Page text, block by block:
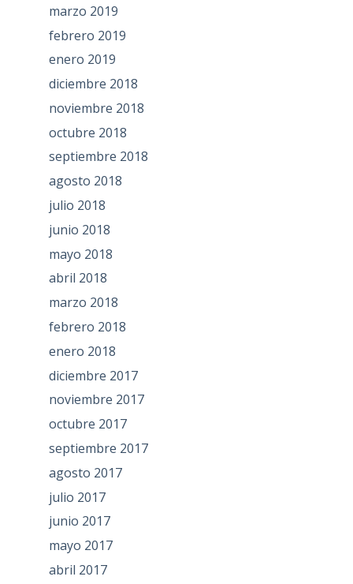
marzo 2019
febrero 2019
enero 2019
diciembre 2018
noviembre 2018
octubre 2018
septiembre 2018
agosto 2018
julio 2018
junio 2018
mayo 2018
abril 2018
marzo 2018
febrero 2018
enero 2018
diciembre 2017
noviembre 2017
octubre 2017
septiembre 2017
agosto 2017
julio 2017
junio 2017
mayo 2017
abril 2017